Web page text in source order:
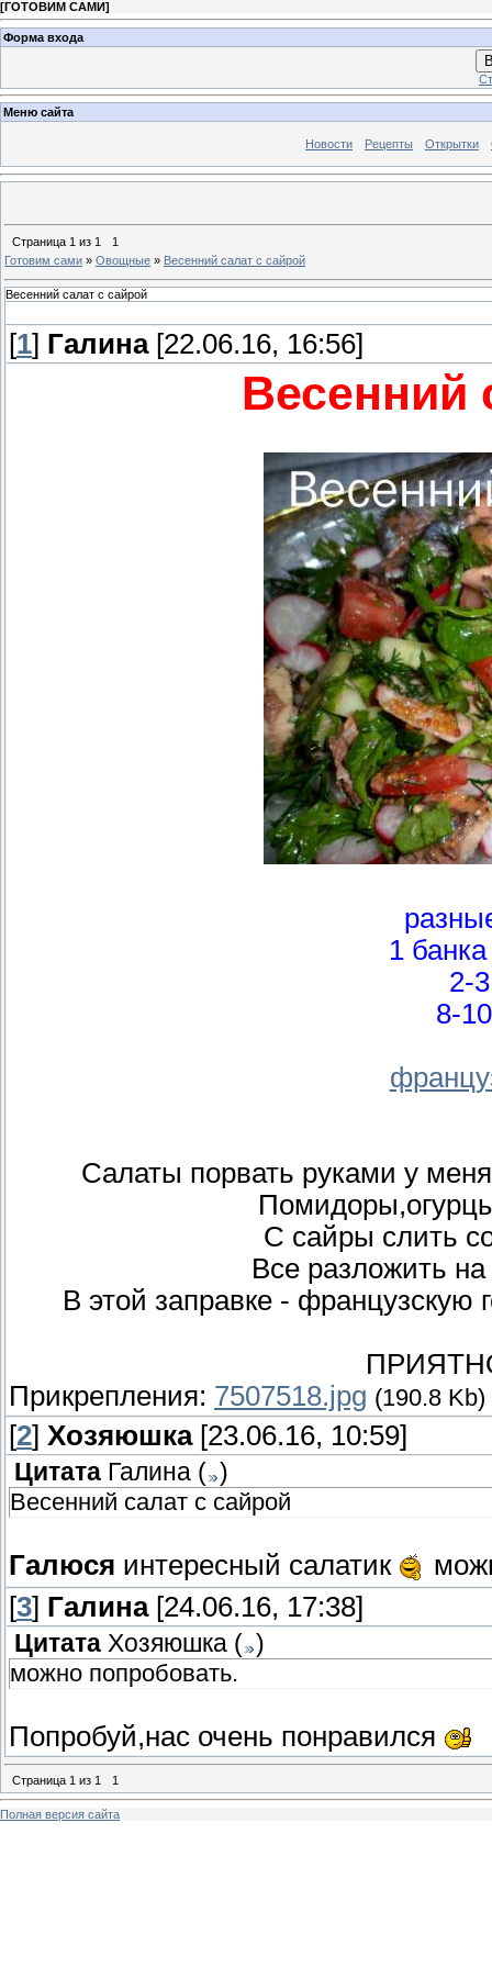
[ГОТОВИМ САМИ]
Форма входа
Меню сайта
Новости Рецепты Открытки
Страница 1 из 1
1
Готовим сами » Овощные » Весенний салат с сайрой
Весенний салат с сайрой
[1] Галина[22.06.16, 16:56]
Весенний
1
2-
8-
Салаты порвать руками у
С сайры слить
Все разложить
В этой заправке - французскую
Прикрепления: 7507518.jpg (190.8 Kb)
[2] Хозяюшка[23.06.16, 10:59]
Цитата Галина ( )
Весенний салат с сайрой
Галюся интересный салатик
[3] Галина[24.06.16, 17:38]
Цитата Хозяюшка ( )
можно попробовать.
Попробуй,нас очень понравился
Страница 1 из 1 1
Полная версия сайта